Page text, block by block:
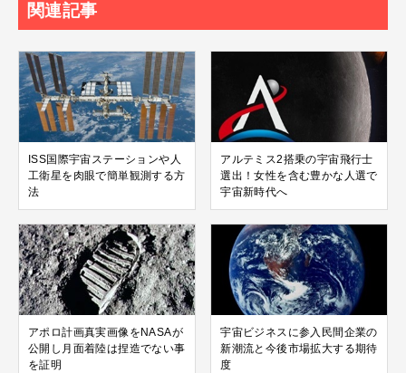
関連記事
ISS国際宇宙ステーションや人
工衛星を肉眼で簡単観測する方
法
アルテミス2搭乗の宇宙飛行士
選出！女性を含む豊かな人選で
宇宙新時代へ
アポロ計画真実画像をNASAが
公開し月面着陸は捏造でない事
を証明
宇宙ビジネスに参入民間企業の
新潮流と今後市場拡大する期待
度